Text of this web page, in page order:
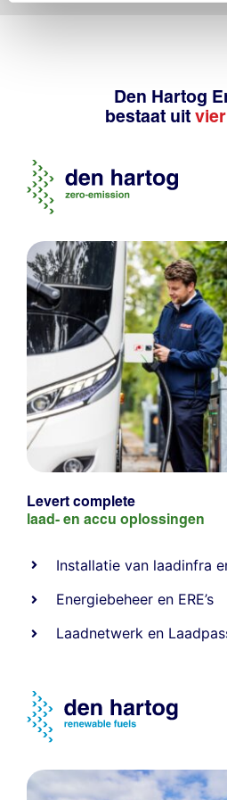
Den Hartog
bestaat uit
Levert complete
laad- en accu oplossingen
Installatie van laadinfra
Energiebeheer en ERE’s
Laadnetwerk en